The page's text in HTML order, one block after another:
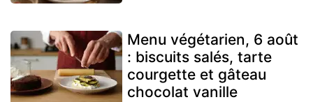
Menu végétarien, 6 août
: biscuits salés, tarte
courgette et gâteau
chocolat vanille